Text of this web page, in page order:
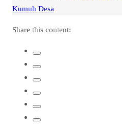
Kumuh Desa
Share this content: